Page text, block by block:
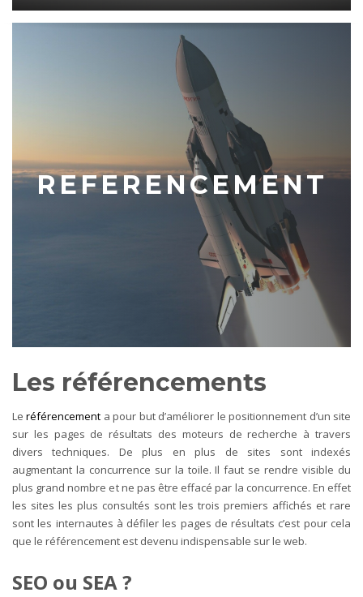
REFERENCEMENT
Les référencements
Leréférencement a pour but d’améliorer le positionnement d’un site
sur les pages de résultats des moteurs de recherche à travers
divers techniques. De plus en plus de sites sont indexés
augmentant la concurrence sur la toile. Il faut se rendre visible du
plus grand nombre et ne pas être effacé par la concurrence. En effet
les sites les plus consultés sont les trois premiers affichés et rare
sont les internautes à défiler les pages de résultats c’est pour cela
que le référencement est devenu indispensable sur le web.
SEO ou SEA ?